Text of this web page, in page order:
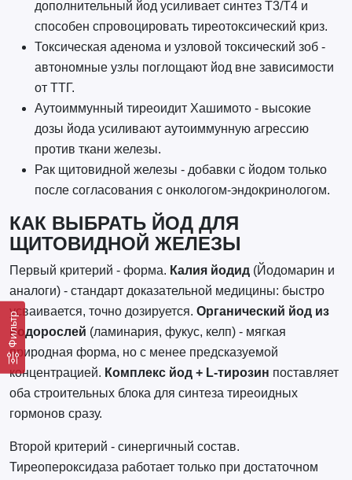
Фильтр
дополнительный йод усиливает синтез Т3/Т4 и
способен спровоцировать тиреотоксический криз.
Токсическая аденома и узловой токсический зоб -
автономные узлы поглощают йод вне зависимости
от ТТГ.
Аутоиммунный тиреоидит Хашимото - высокие
дозы йода усиливают аутоиммунную агрессию
против ткани железы.
Рак щитовидной железы - добавки с йодом только
после согласования с онкологом-эндокринологом.
КАК ВЫБРАТЬ ЙОД ДЛЯ
ЩИТОВИДНОЙ ЖЕЛЕЗЫ
Первый критерий - форма. Калия йодид(Йодомарин и
аналоги) - стандарт доказательной медицины: быстро
усваивается, точно дозируется. Органический йод из
водорослей (ламинария, фукус, келп) - мягкая
природная форма, но с менее предсказуемой
концентрацией. Комплекс йод + L-тирозин поставляет
оба строительных блока для синтеза тиреоидных
гормонов сразу.
Второй критерий - синергичный состав.
Тиреопероксидаза работает только при достаточном